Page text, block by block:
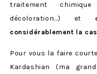
traitement
décoloration…) et
considérablement la
Pour vous la faire
Kardashian (ma